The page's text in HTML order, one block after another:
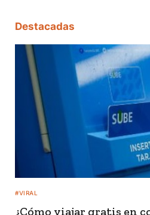
Destacadas
#VIRAL
¿Cómo viajar gratis en